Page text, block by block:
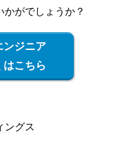
がでしょうか？
ンジニア
はこちら
ングス